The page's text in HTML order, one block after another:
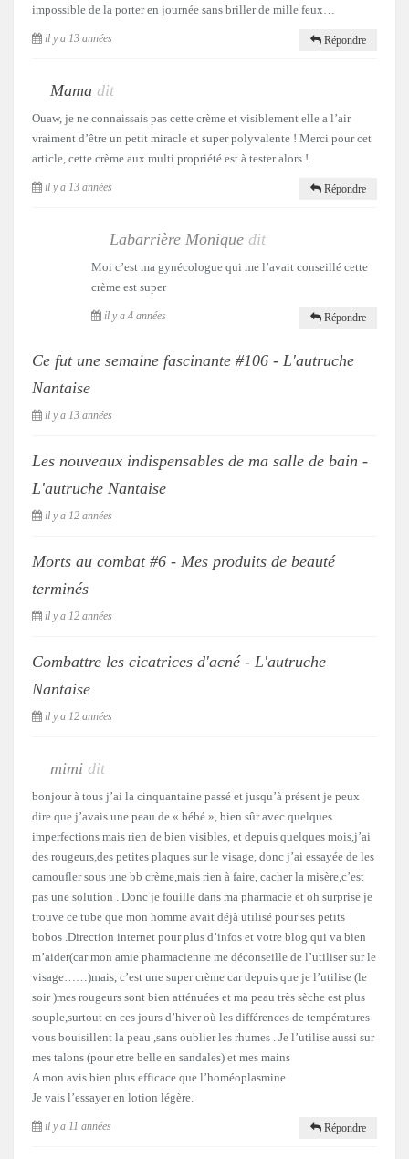
impossible de la porter en journée sans briller de mille feux…
il y a 13 années Répondre
Mama dit
Ouaw, je ne connaissais pas cette crème et visiblement elle a l’air
vraiment d’être un petit miracle et super polyvalente ! Merci pour cet
article, cette crème aux multi propriété est à tester alors !
il y a 13 années Répondre
Labarrière Monique dit
Moi c’est ma gynécologue qui me l’avait conseillé cette
crème est super
il y a 4 années Répondre
Ce fut une semaine fascinante #106 - L'autruche
Nantaise
il y a 13 années
Les nouveaux indispensables de ma salle de bain -
L'autruche Nantaise
il y a 12 années
Morts au combat #6 - Mes produits de beauté
terminés
il y a 12 années
Combattre les cicatrices d'acné - L'autruche
Nantaise
il y a 12 années
mimi dit
bonjour à tous j’ai la cinquantaine passé et jusqu’à présent je peux
dire que j’avais une peau de « bébé », bien sûr avec quelques
imperfections mais rien de bien visibles, et depuis quelques mois,j’ai
des rougeurs,des petites plaques sur le visage, donc j’ai essayée de les
camoufler sous une bb crème,mais rien à faire, cacher la misère,c’est
pas une solution . Donc je fouille dans ma pharmacie et oh surprise je
trouve ce tube que mon homme avait déjà utilisé pour ses petits
bobos .Direction internet pour plus d’infos et votre blog qui va bien
m’aider(car mon amie pharmacienne me déconseille de l’utiliser sur le
visage……)mais, c’est une super crème car depuis que je l’utilise (le
soir )mes rougeurs sont bien atténuées et ma peau très sèche est plus
souple,surtout en ces jours d’hiver où les différences de températures
vous bouisillent la peau ,sans oublier les rhumes . Je l’utilise aussi sur
mes talons (pour etre belle en sandales) et mes mains
A mon avis bien plus efficace que l’homéoplasmine
Je vais l’essayer en lotion légère.
il y a 11 années Répondre